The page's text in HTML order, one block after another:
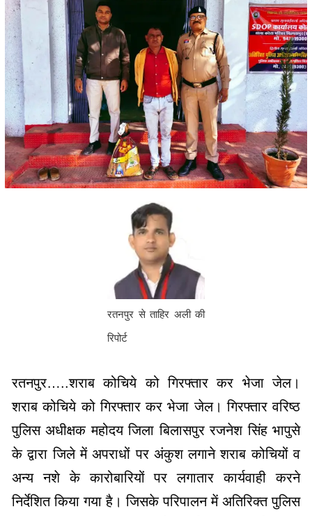
रतनपुर से ताहिर अली की
रिपोर्ट
रतनपुर…..शराब कोचिये को गिरफ्तार कर भेजा जेल।
शराब कोचिये को गिरफ्तार कर भेजा जेल। गिरफ्तार वरिष्ठ
पुलिस अधीक्षक महोदय जिला बिलासपुर रजनेश सिंह भापुसे
के द्वारा जिले में अपराधों पर अंकुश लगाने शराब कोचियों व
अन्य नशे के कारोबारियों पर लगातार कार्यवाही करने
निर्देशित किया गया है। जिसके परिपालन में अतिरिक्त पुलिस